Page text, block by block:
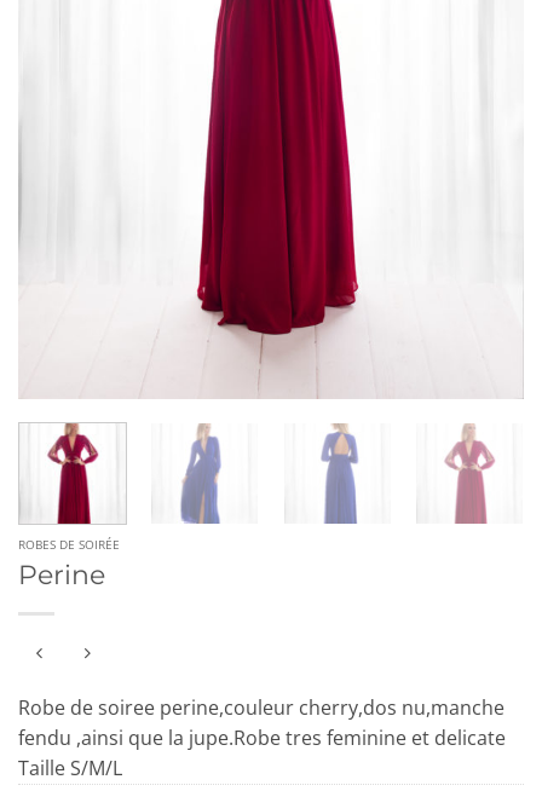
ROBES DE SOIRÉE
Perine
Robe de soiree perine,couleur cherry,dos nu,manche
fendu ,ainsi que la jupe.Robe tres feminine et delicate
Taille S/M/L